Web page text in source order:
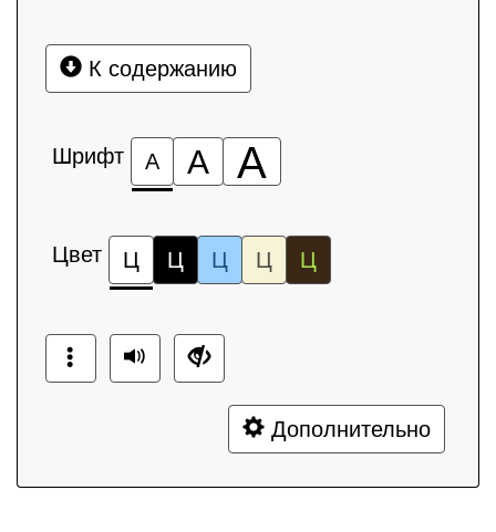
К содержанию
Шрифт А А А
Цвет Ц Ц Ц Ц Ц
Дополнительно